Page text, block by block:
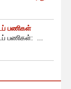
பணிகள்
பணிகள்: ...